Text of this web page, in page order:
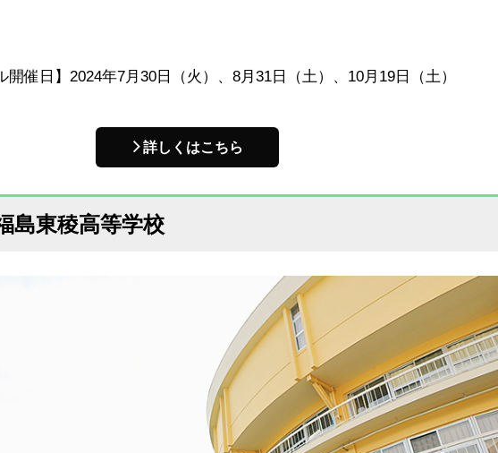
開催日】2024年7月30日（火）、8月31日（土）、10月19日（土）
詳しくはこちら
島東稜高等学校